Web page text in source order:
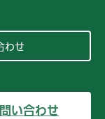
わせ
い合わせ